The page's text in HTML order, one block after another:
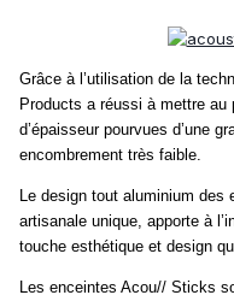
Grâce à l’utilisation de la
Products a réussi à mettre
d’épaisseur pourvues d’une
encombrement très faible.
Le design tout aluminium
artisanale unique, apporte à
touche esthétique et design
Les enceintes Acou// Sticks